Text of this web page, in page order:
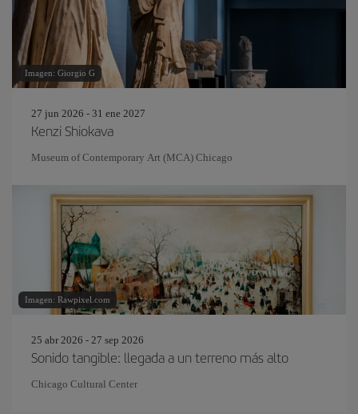
Imagen: Giorgio G
27 jun 2026 - 31 ene 2027
Kenzi Shiokava
Museum of Contemporary Art (MCA) Chicago
Imagen: Rawpixel.com
25 abr 2026 - 27 sep 2026
Sonido tangible: llegada a un terreno más alto
Chicago Cultural Center